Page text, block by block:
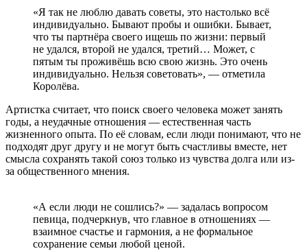
«Я так не люблю давать советы, это настолько всё
индивидуально. Бывают пробы и ошибки. Бывает,
что ты партнёра своего ищешь по жизни: первый
не удался, второй не удался, третий… Может, с
пятым ты проживёшь всю свою жизнь. Это очень
индивидуально. Нельзя советовать», — отметила
Королёва.
Артистка считает, что поиск своего человека может занять
годы, а неудачные отношения — естественная часть
жизненного опыта. По её словам, если люди понимают, что не
подходят друг другу и не могут быть счастливы вместе, нет
смысла сохранять такой союз только из чувства долга или из-
за общественного мнения.
«А если люди не сошлись?» — задалась вопросом
певица, подчеркнув, что главное в отношениях —
взаимное счастье и гармония, а не формальное
сохранение семьи любой ценой.